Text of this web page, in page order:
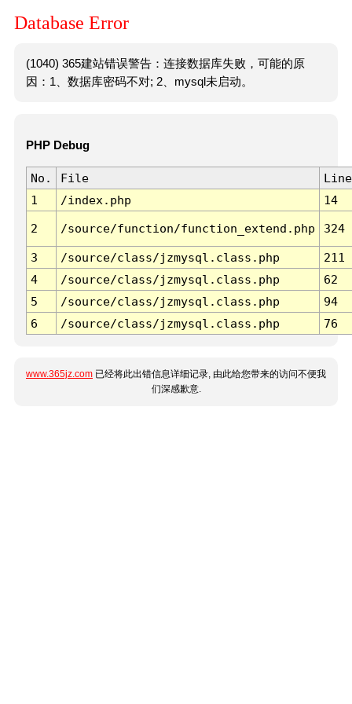
Database Error
(1040) 365建站错误警告：连接数据库失败，可能的原
因：1、数据库密码不对; 2、mysql未启动。
PHP Debug
No. File
Line
1
/index.php 14
2 /source/function/function_extend.php 324
3 /source/class/jzmysql.class.php
211
4
/source/class/jzmysql.class.php
62
5
/source/class/jzmysql.class.php
94
6
/source/class/jzmysql.class.php 76
www.365jz.com 已经将此出错信息详细记录, 由此给您带来的访问不便我
们深感歉意.